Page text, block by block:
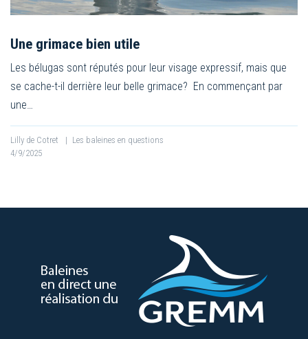
Une grimace bien utile
Les bélugas sont réputés pour leur visage expressif, mais que
se cache-t-il derrière leur belle grimace? En commençant par
une…
Lilly de Cotret | Les baleines en questions
4/9/2025